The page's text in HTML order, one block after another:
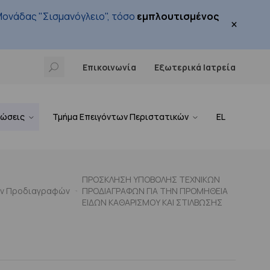
"Σισμανόγλειο", τόσο εμπλουτισμένος ×
Επικοινωνία Εξωτερικά Ιατρεία
Τμήμα Επειγόντων Περιστατικών EL
Προδιαγραφών
ΠΡΟΣΚΛΗΣΗ ΥΠΟΒΟΛΗΣ ΤΕΧΝΙΚΩΝ
ΠΡΟΔΙΑΓΡΑΦΩΝ ΓΙΑ ΤΗΝ ΠΡΟΜΗΘΕΙΑ
ΕΙΔΩΝ ΚΑΘΑΡΙΣΜΟΥ ΚΑΙ ΣΤΙΛΒΩΣΗΣ